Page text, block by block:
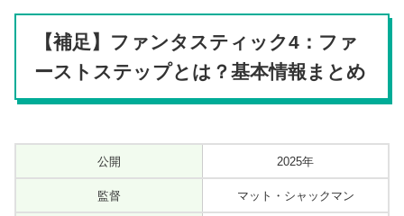
【補足】ファンタスティック4：ファ
ーストステップとは？基本情報まとめ
公開 2025年
監督 マット・シャックマン